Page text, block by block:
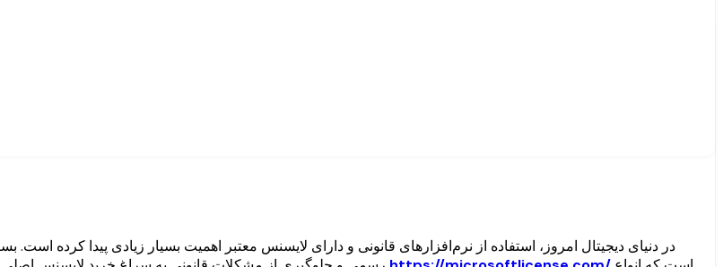
در دنیای دیجیتال امروز، استفاده از نرم‌افزارهای قانونی و دارای لایسنس معتبر اهمیت بسیار زیادی پیدا کرده